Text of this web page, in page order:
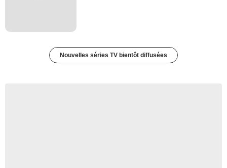
Nouvelles séries TV bientôt diffusées